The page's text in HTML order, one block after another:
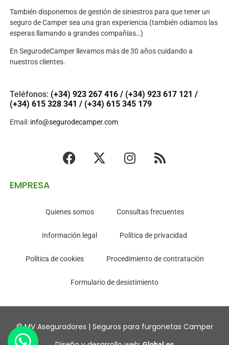
También disponemos de gestión de siniestros para que tener un
seguro de Camper sea una gran experiencia (también odiamos las
esperas llamando a grandes compañías…)
En SegurodeCamper llevamos más de 30 años cuidando a
nuestros clientes.
Teléfonos: (+34) 923 267 416/ (+34) 923 617 121 /
(+34) 615 328 341 / (+34) 615 345 179
Email: info@segurodecamper.com
EMPRESA
Quienes somos Consultas frecuentes
Información legal Política de privacidad
Política de cookies Procedimiento de contratación
Formulario de desistimiento
© MV Aseguradores | Seguros para furgonetas Camper